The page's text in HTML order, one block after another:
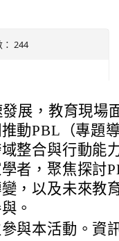
244
展，教育現場
動PBL（專題
整合與行動能
者，聚焦探討
，以及未來教
。
與本活動。資